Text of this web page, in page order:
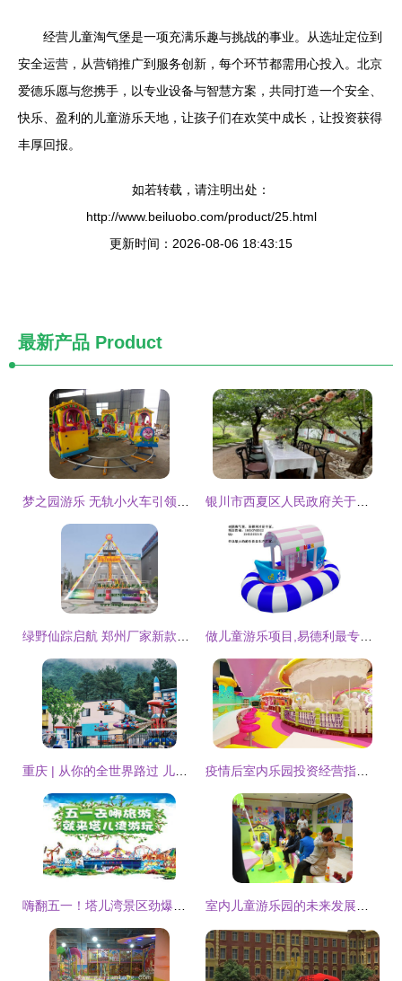
经营儿童淘气堡是一项充满乐趣与挑战的事业。从选址定位到
安全运营，从营销推广到服务创新，每个环节都需用心投入。北京
爱德乐愿与您携手，以专业设备与智慧方案，共同打造一个安全、
快乐、盈利的儿童游乐天地，让孩子们在欢笑中成长，让投资获得
丰厚回报。
如若转载，请注明出处：
http://www.beiluobo.com/product/25.html
更新时间：2026-08-06 18:43:15
最新产品 Product